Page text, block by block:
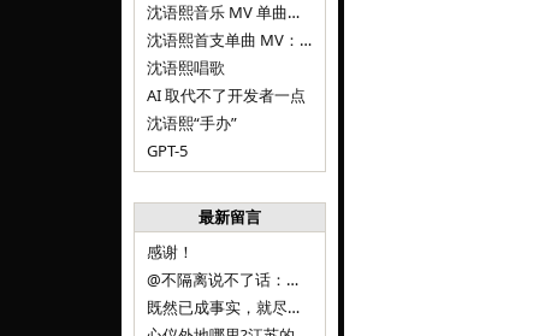
沈语熙音乐 MV 单曲第二弹：优雅时间
沈语熙首支单曲 MV：告别的倒影
沈语熙唱歌
AI 取代不了开发者一点
沈语熙“手办”
GPT-5
最新留言
感谢！
@不隔离说不了话：浙江的
既然已成事实，就尽量接受了。 事情未能如愿已是不幸，没必要为此反复纠结来进行不必要的自我惩罚。 之前问过家里的小朋友是否想学编